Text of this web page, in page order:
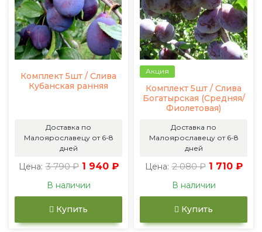
Комплект 5шт / Слива
Кубанская ранняя
Доставка по
Малоярославецу от 6-8
дней
Цена: 3 790 ₽ 1 940 ₽
В наличии
Купить
Акция
Комплект 5шт / Слива
Богатырская (Средняя/
Фиолетовая)
Доставка по
Малоярославецу от 6-8
дней
Цена: 2 080 ₽ 1 710 ₽
В наличии
Купить